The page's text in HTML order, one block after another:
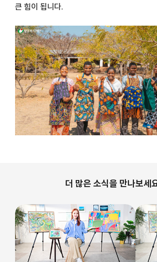
큰 힘이 됩니다.
더 많은 소식을 만나보세